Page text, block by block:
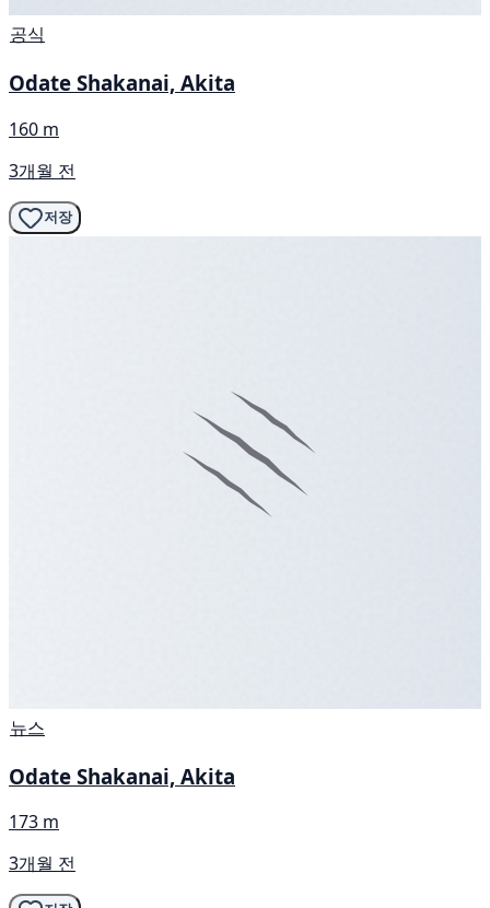
공식
Odate Shakanai, Akita
160 m
3개월 전
저장
뉴스
Odate Shakanai, Akita
173 m
3개월 전